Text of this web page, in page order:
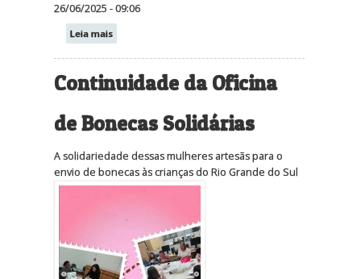
26/06/2025 - 09:06
Leia mais
Continuidade da Oficina
de Bonecas Solidárias
A solidariedade dessas mulheres artesãs para o
envio de bonecas às crianças do Rio Grande do Sul